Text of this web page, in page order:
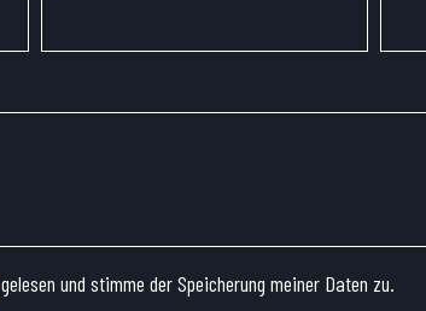
gelesen und stimme der Speicherung meiner Daten zu.